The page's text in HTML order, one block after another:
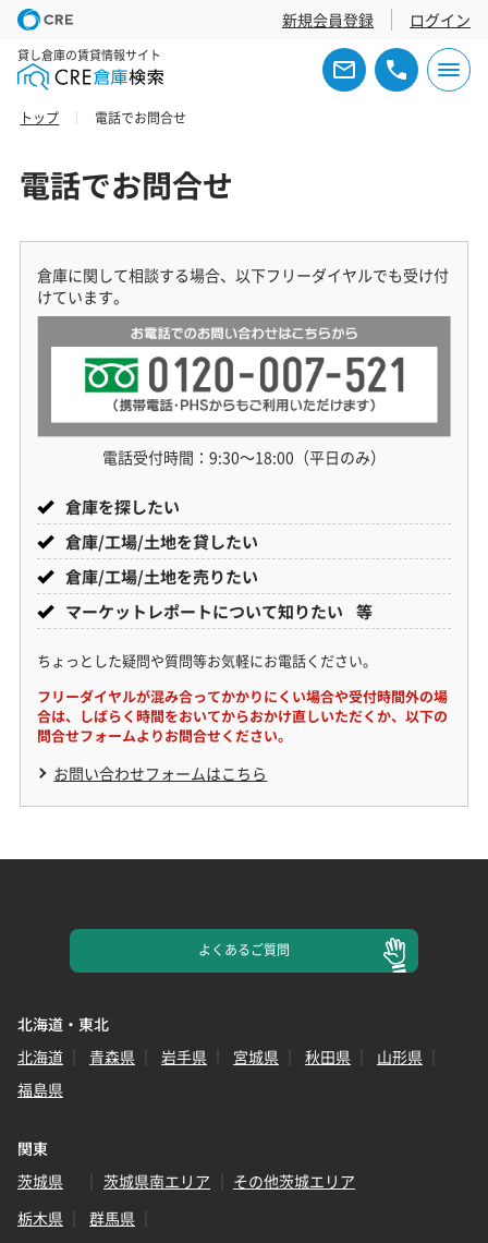
新規会員登録 ログイン
貸し倉庫の賃貸情報サイト
トップ 電話でお問合せ
電話でお問合せ
倉庫を探したい
倉庫/工場/土地を貸したい
倉庫/工場/土地を売りたい
マーケットレポートについて知りたい
等
倉庫に関して相談する場合、以下フリーダイヤルでも受け付
けています。
電話受付時間：9:30～18:00（平日のみ）
ちょっとした疑問や質問等お気軽にお電話ください。
フリーダイヤルが混み合ってかかりにくい場合や受付時間外の場
合は、 しばらく時間をおいてからおかけ直しいただくか、以下の
問合せフォームよりお問合せください。
お問い合わせフォームはこちら
よくあるご質問
北海道・東北
北海道
青森県 岩手県 宮城県 秋田県
山形県
福島県
関東
茨城県
茨城県南エリア
その他茨城エリア
栃木県
群馬県